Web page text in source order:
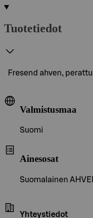
Tuotetiedot
Fresend ahven, perattu
Valmistusmaa
Suomi
Ainesosat
Suomalainen
Yhteystiedot